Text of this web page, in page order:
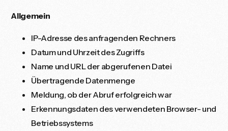
Allgemein
IP-Adresse des anfragenden Rechners
Datum und Uhrzeit des Zugriffs
Name und URL der abgerufenen Datei
Übertragende Datenmenge
Meldung, ob der Abruf erfolgreich war
Erkennungsdaten des verwendeten Browser- und
Betriebssystems